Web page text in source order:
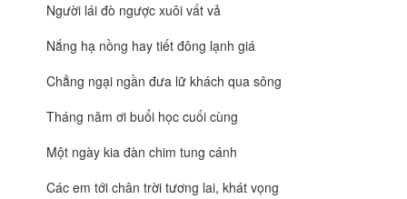
Người lái đò ngược xuôi vất vả
Nắng hạ nồng hay tiết đông lạnh giá
Chẳng ngại ngần đưa lữ khách qua sông
Tháng năm ơi buổi học cuối cùng
Một ngày kia đàn chim tung cánh
Các em tới chân trời tương lai, khát vọng